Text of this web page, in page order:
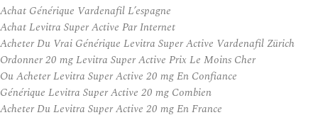
Achat Générique Vardenafil L’espagne
Achat Levitra Super Active Par Internet
Acheter Du Vrai Générique Levitra Super Active Vardenafil Zürich
Ordonner 20 mg Levitra Super Active Prix Le Moins Cher
Ou Acheter Levitra Super Active 20 mg En Confiance
Générique Levitra Super Active 20 mg Combien
Acheter Du Levitra Super Active 20 mg En France